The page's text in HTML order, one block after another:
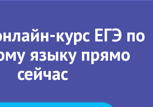
курс ЕГЭ по
языку прямо
сейчас